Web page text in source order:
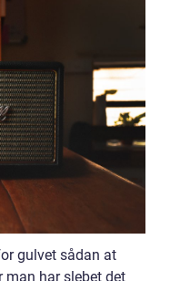
gulvet sådan at
man har slebet det